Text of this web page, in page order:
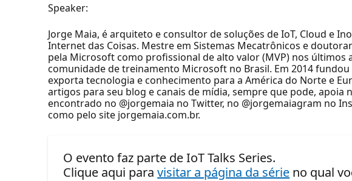
Speaker:
Jorge Maia, é arquiteto e consultor de soluções de IoT, Cloud e
Internet das Coisas. Mestre em Sistemas Mecatrônicos e
pela Microsoft como profissional de alto valor (MVP) nos últimos
comunidade de treinamento Microsoft no Brasil. Em 2014
exporta tecnologia e conhecimento para a América do Norte e
artigos para seu blog e canais de mídia, sempre que pode,
encontrado no @jorgemaia no Twitter, no @jorgemaiagram no
como pelo site jorgemaia.com.br.
O evento faz parte de IoT Talks Series.
Clique aqui paravisitar a página da série no qual